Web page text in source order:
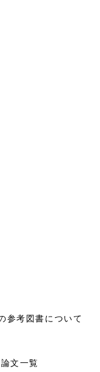
参考図書について
文一覧